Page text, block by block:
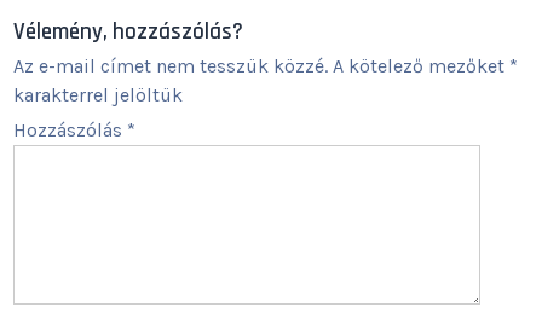
Vélemény, hozzászólás?
Az e-mail címet nem tesszük közzé. A kötelező mezőket *
karakterrel jelöltük
Hozzászólás *